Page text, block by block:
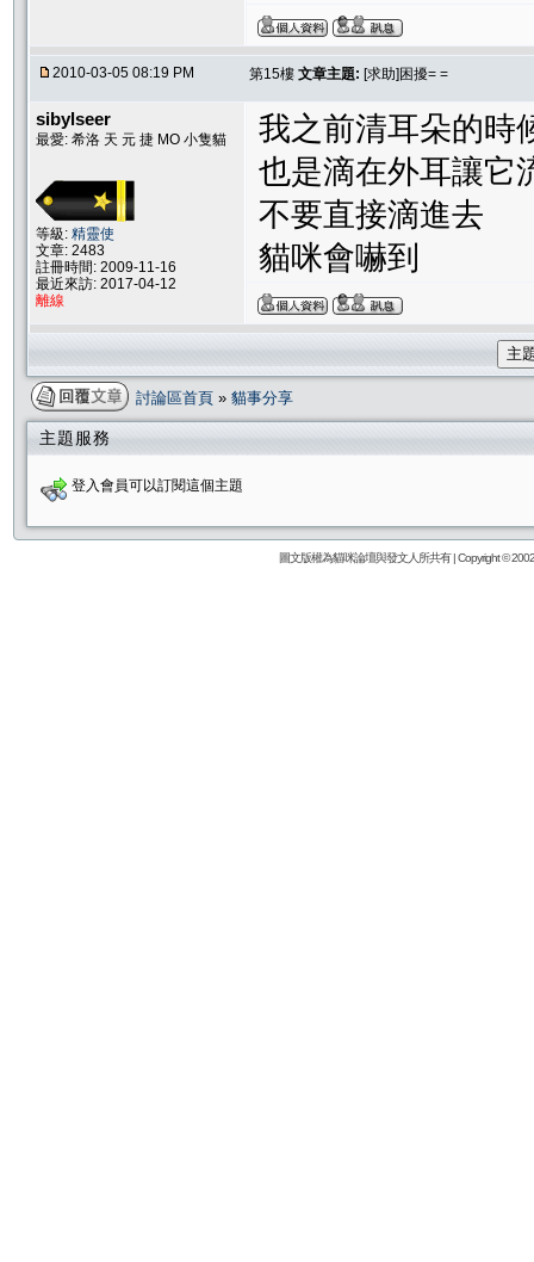
2010-03-05 08:19 PM 第15樓 文章主題: [求助]困擾= =
sibylseer
最愛: 希洛 天 元 捷 MO 小隻貓
等級: 精靈使
文章: 2483
註冊時間: 2009-11-16
最近來訪: 2017-04-12
離線
我之前清耳朵的時
也是滴在外耳讓它
不要直接滴進去
貓咪會嚇到
主
討論區首頁 » 貓事分享
主題服務
登入會員可以訂閱這個主題
圖文版權為貓咪論壇與發文人所共有 | Copyright ©